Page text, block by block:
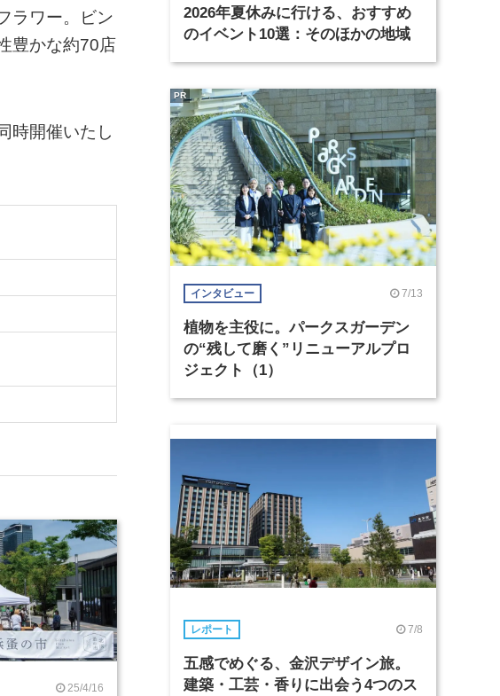
ラワー。ビン
豊かな約70店
時開催いたし
25/4/16
2026年夏休みに行ける、おすすめ
のイベント10選：そのほかの地域
インタビュー 7/13
植物を主役に。パークスガーデン
の“残して磨く”リニューアルプロ
ジェクト（1）
PR
レポート 7/8
五感でめぐる、金沢デザイン旅。
建築・工芸・香りに出会う4つのス